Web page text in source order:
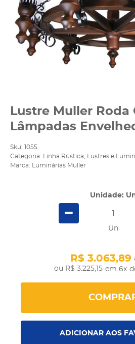
Lustre Muller Roda
Lâmpadas
Sku:
1055
Categoria:
Linha Rústica
Lustres e
Marca:
Luminárias Muller
Unidade:
Un
R$ 3.225,15
R$ 3.063,89
em 6x
ADICIONAR AOS